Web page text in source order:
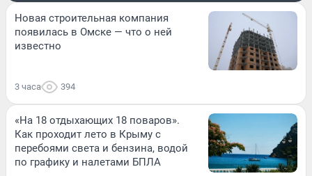
Новая строительная компания
появилась в Омске — что о ней
известно
3 часа 394
«На 18 отдыхающих 18 поваров».
Как проходит лето в Крыму с
перебоями света и бензина, водой
по графику и налетами БПЛА